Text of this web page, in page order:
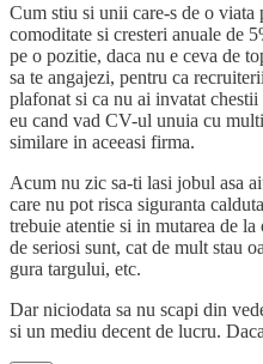
Cum stiu si unii care-s de o viata
comoditate si cresteri anuale de
pe o pozitie, daca nu e ceva de
sa te angajezi, pentru ca
plafonat si ca nu ai invatat chestii
eu cand vad CV-ul unuia cu
similare in aceeasi firma.
Acum nu zic sa-ti lasi jobul asa
care nu pot risca siguranta
trebuie atentie si in mutarea de
de seriosi sunt, cat de mult stau
gura targului, etc.
Dar niciodata sa nu scapi din
si un mediu decent de lucru.